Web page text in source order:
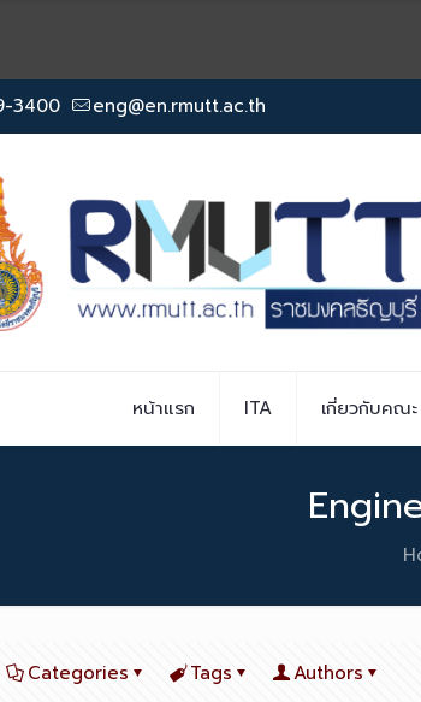
3400 eng@en.rmutt.ac.th
หน้าแรก ITA เกี่ยวกับคณะ
Categories Tags Authors